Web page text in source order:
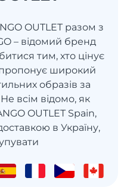
OUTLET разом з
– відомий бренд
тим, хто цінує
широкий
образів за
всім відомо, як
OUTLET Spain,
в Україну,